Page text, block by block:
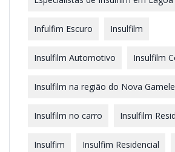
Infulfim Escuro Insulfilm
Insulfilm Automotivo Insulfilm
Insulfilm na região do Nova
Insulfilm no carro Insulfilm
Insulfim Insulfim Residencial